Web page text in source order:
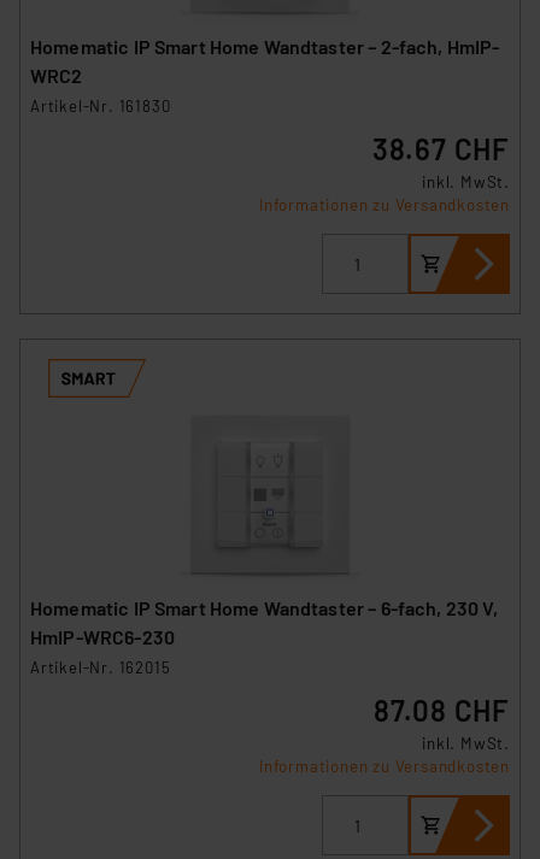
Homematic IP Smart Home Wandtaster – 2-fach, HmIP-
WRC2
Artikel-Nr. 161830
38.67 CHF
inkl. MwSt.
Informationen zu Versandkosten
Homematic IP Smart Home Wandtaster – 6-fach, 230 V,
HmIP-WRC6-230
Artikel-Nr. 162015
87.08 CHF
inkl. MwSt.
Informationen zu Versandkosten